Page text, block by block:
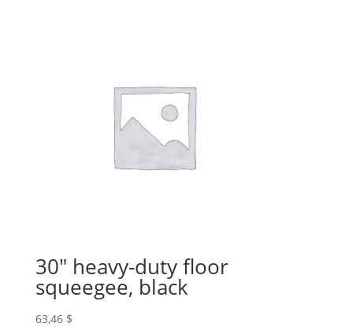
30″ heavy-duty floor
squeegee, black
63,46 $